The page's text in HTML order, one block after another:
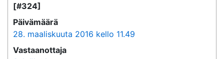
[#324]
Päivämäärä
28. maaliskuuta 2016 kello 11.49
Vastaanottaja